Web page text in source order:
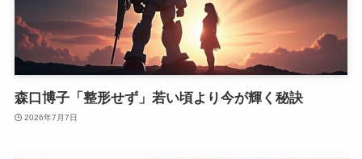
森口博子「整形せず」若い頃より今が輝く秘訣
2026年7月7日